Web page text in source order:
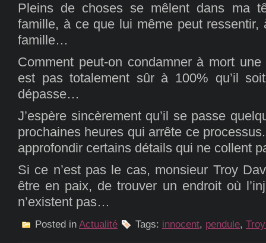
Pleins de choses se mêlent dans ma
famille, à ce que lui même peut
famille…
Comment peut-on condamner à mort
est pas totalement sûr à 100% qu’il
dépasse…
J’espère sincèrement qu’il se passe
prochaines heures qui arrête ce
approfondir certains détails qui ne collent
Si ce n’est pas le cas, monsieur Troy
être en paix, de trouver un endroit où
n’existent pas…
Posted in Actualité Tags: innocent, pendule,